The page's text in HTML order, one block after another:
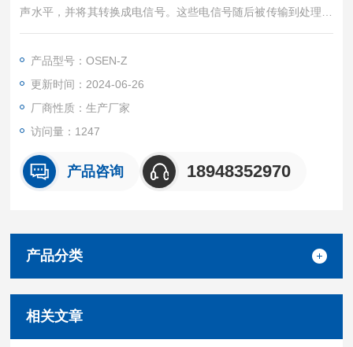
声水平，并将其转换成电信号。这些电信号随后被传输到处理器
中进行分析和处理，最终将噪声的数值显示在显示屏上。
产品型号：OSEN-Z
更新时间：2024-06-26
厂商性质：生产厂家
访问量：1247
产品咨询 18948352970
产品分类
相关文章